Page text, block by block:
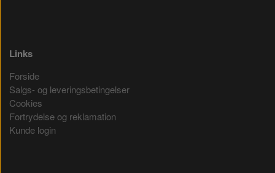
Links
Forside
Salgs- og leveringsbetingelser
Cookies
Fortrydelse og reklamation
Kunde login